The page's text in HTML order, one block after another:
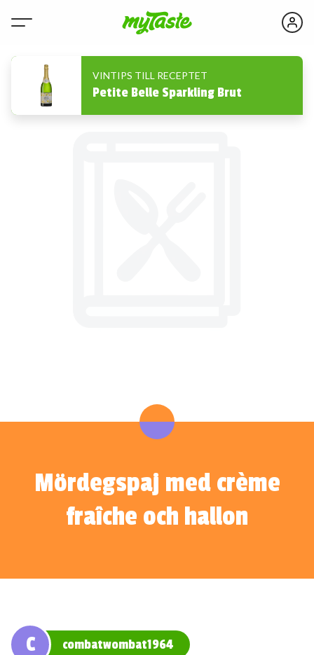
VINTIPS TILL RECEPTET
Petite Belle Sparkling Brut
Mördegspaj med crème
fraîche och hallon
C combatwombat1964